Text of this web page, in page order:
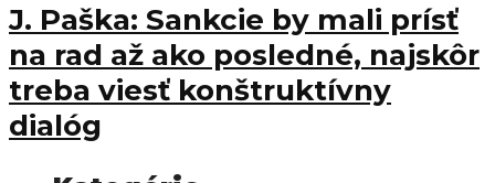
J. Paška: Sankcie by mali prísť
na rad až ako posledné, najskôr
treba viesť konštruktívny
dialóg